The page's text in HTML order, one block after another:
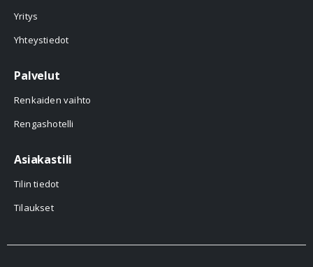
Yritys
Yhteystiedot
Palvelut
Renkaiden vaihto
Rengashotelli
Asiakastili
Tilin tiedot
Tilaukset